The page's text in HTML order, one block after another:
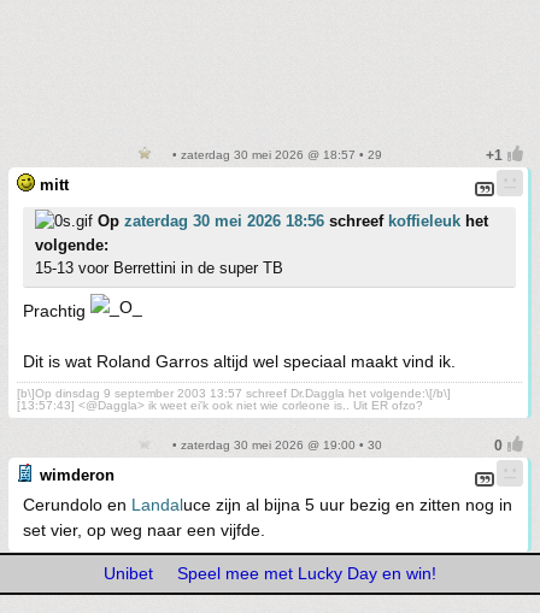
• zaterdag 30 mei 2026 @ 18:57 • 29
mitt
Op zaterdag 30 mei 2026 18:56 schreef koffieleuk het
volgende:
15-13 voor Berrettini in de super TB
Prachtig
Dit is wat Roland Garros altijd wel speciaal maakt vind ik.
[b\]Op dinsdag 9 september 2003 13:57 schreef Dr.Daggla het volgende:\[/b\]
[13:57:43] <@Daggla> ik weet ei'k ook niet wie corleone is.. Uit ER ofzo?
• zaterdag 30 mei 2026 @ 19:00 • 30
wimderon
Cerundolo en Landaluce zijn al bijna 5 uur bezig en zitten nog in
set vier, op weg naar een vijfde.
Unibet Speel mee met Lucky Day en win!